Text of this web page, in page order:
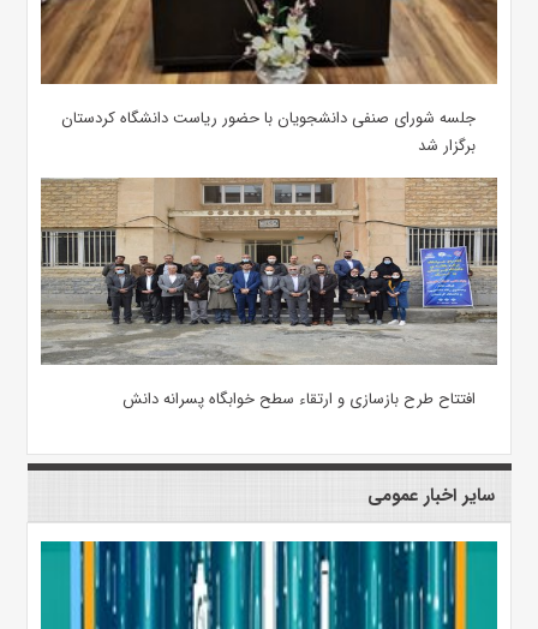
جلسه شورای صنفی دانشجویان با حضور ریاست دانشگاه کردستان
برگزار شد
افتتاح طرح بازسازی و ارتقاء سطح خوابگاه پسرانه دانش
سایر اخبار عمومی